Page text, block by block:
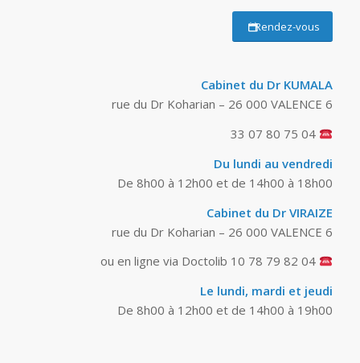
Rendez-vous
Cabinet du Dr KUMALA
6 rue du Dr Koharian – 26 000 VALENCE
Du lundi au vendredi
De 8h00 à 12h00 et de 14h00 à 18h00
Cabinet du Dr VIRAIZE
6 rue du Dr Koharian – 26 000 VALENCE
Le lundi, mardi et jeudi
De 8h00 à 12h00 et de 14h00 à 19h00